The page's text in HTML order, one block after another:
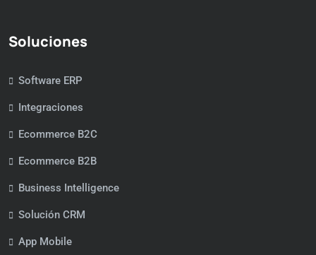
Soluciones
Software ERP
Integraciones
Ecommerce B2C
Ecommerce B2B
Business Intelligence
Solución CRM
App Mobile